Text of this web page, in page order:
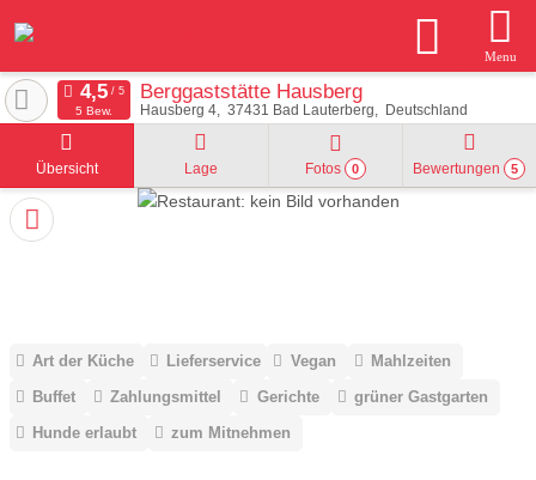
Menu
Berggaststätte Hausberg
Hausberg 4 37431 Bad Lauterberg Deutschland
5 Bew.
Übersicht Lage Fotos 0 Bewertungen 5
Art der Küche Lieferservice Vegan
Mahlzeiten
Buffet
Zahlungsmittel Gerichte
grüner Gastgarten
Hunde erlaubt
zum Mitnehmen